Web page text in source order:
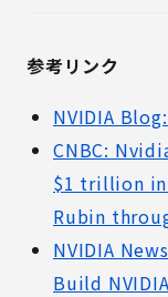
参考リンク
NVIDIA
CNBC:
$1 trillion in
Rubin
NVIDIA
Build